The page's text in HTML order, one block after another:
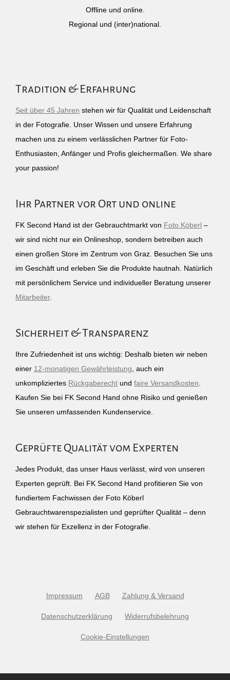
Offline und online.
Regional und (inter)national.
Tradition & Erfahrung
Seit über 45 Jahren stehen wir für Qualität und Leidenschaft
in der Fotografie. Unser Wissen und unsere Erfahrung
machen uns zu einem verlässlichen Partner für Foto-
Enthusiasten, Anfänger und Profis gleichermaßen. We share
your passion!
Ihr Partner vor Ort und online
FK Second Hand ist der Gebrauchtmarkt von Foto Köberl –
wir sind nicht nur ein Onlineshop, sondern betreiben auch
einen großen Store im Zentrum von Graz. Besuchen Sie uns
im Geschäft und erleben Sie die Produkte hautnah. Natürlich
mit persönlichem Service und individueller Beratung unserer
Mitarbeiter.
Sicherheit & Transparenz
Ihre Zufriedenheit ist uns wichtig: Deshalb bieten wir neben
einer 12-monatigen Gewährleistung , auch ein
unkompliziertes Rückgaberecht und faire Versandkosten
Kaufen Sie bei FK Second Hand ohne Risiko und genießen
Sie unseren umfassenden Kundenservice.
Geprüfte Qualität vom Experten
Jedes Produkt, das unser Haus verlässt, wird von unseren
Experten geprüft. Bei FK Second Hand profitieren Sie von
fundiertem Fachwissen der Foto Köberl
Gebrauchtwarenspezialisten und geprüfter Qualität – denn
wir stehen für Exzellenz in der Fotografie.
Impressum AGB Zahlung & Versand
Datenschutzerklärung Widerrufsbelehrung
Cookie-Einstellungen